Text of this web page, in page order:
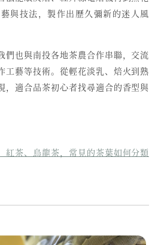
與技法，製作出歷久彌新的迷人風
們也與南投各地茶農合作串聯，交流
工藝等技術。從輕花淡乳、焙火到熟
，適合品茶初心者找尋適合的香型與
紅茶、烏龍茶，常見的茶葉如何分類